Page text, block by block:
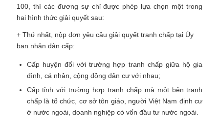
100, thì các đương sự chỉ được phép lựa chọn một trong
hai hình thức giải quyết sau:
+ Thứ nhất, nộp đơn yêu cầu giải quyết tranh chấp tại Ủy
ban nhân dân cấp:
Cấp huyện đối với trường hợp tranh chấp giữa hộ gia
đình, cá nhân, cộng đồng dân cư với nhau;
Cấp tỉnh với trường hợp tranh chấp mà một bên tranh
chấp là tổ chức, cơ sở tôn giáo, người Việt Nam định cư
ở nước ngoài, doanh nghiệp có vốn đầu tư nước ngoài.